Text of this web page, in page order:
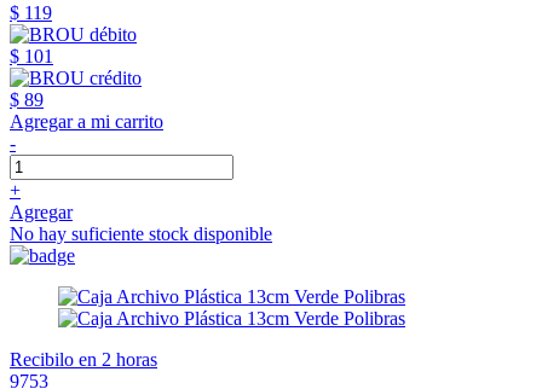
$ 119
$ 101
$ 89
Agregar a mi carrito
-
+
Agregar
No hay suficiente stock disponible
Recibilo en 2 horas
9753